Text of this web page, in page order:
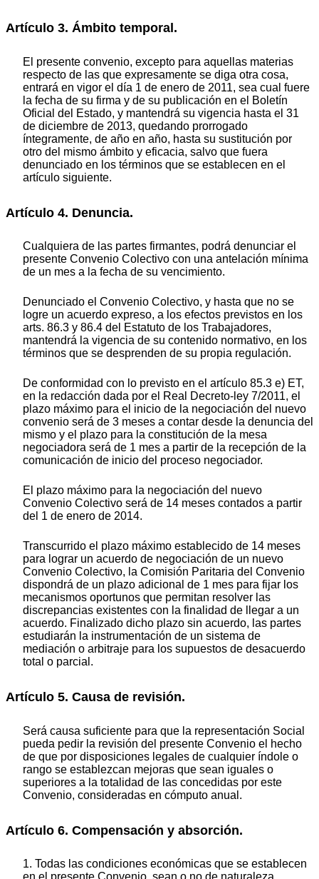
Artículo 3. Ámbito temporal.
El presente convenio, excepto para aquellas materias
respecto de las que expresamente se diga otra cosa,
entrará en vigor el día 1 de enero de 2011, sea cual fuere
la fecha de su firma y de su publicación en el Boletín
Oficial del Estado, y mantendrá su vigencia hasta el 31
de diciembre de 2013, quedando prorrogado
íntegramente, de año en año, hasta su sustitución por
otro del mismo ámbito y eficacia, salvo que fuera
denunciado en los términos que se establecen en el
artículo siguiente.
Artículo 4. Denuncia.
Cualquiera de las partes firmantes, podrá denunciar el
presente Convenio Colectivo con una antelación mínima
de un mes a la fecha de su vencimiento.
Denunciado el Convenio Colectivo, y hasta que no se
logre un acuerdo expreso, a los efectos previstos en los
arts. 86.3 y 86.4 del Estatuto de los Trabajadores,
mantendrá la vigencia de su contenido normativo, en los
términos que se desprenden de su propia regulación.
De conformidad con lo previsto en el artículo 85.3 e) ET,
en la redacción dada por el Real Decreto-ley 7/2011, el
plazo máximo para el inicio de la negociación del nuevo
convenio será de 3 meses a contar desde la denuncia del
mismo y el plazo para la constitución de la mesa
negociadora será de 1 mes a partir de la recepción de la
comunicación de inicio del proceso negociador.
El plazo máximo para la negociación del nuevo
Convenio Colectivo será de 14 meses contados a partir
del 1 de enero de 2014.
Transcurrido el plazo máximo establecido de 14 meses
para lograr un acuerdo de negociación de un nuevo
Convenio Colectivo, la Comisión Paritaria del Convenio
dispondrá de un plazo adicional de 1 mes para fijar los
mecanismos oportunos que permitan resolver las
discrepancias existentes con la finalidad de llegar a un
acuerdo. Finalizado dicho plazo sin acuerdo, las partes
estudiarán la instrumentación de un sistema de
mediación o arbitraje para los supuestos de desacuerdo
total o parcial.
Artículo 5. Causa de revisión.
Será causa suficiente para que la representación Social
pueda pedir la revisión del presente Convenio el hecho
de que por disposiciones legales de cualquier índole o
rango se establezcan mejoras que sean iguales o
superiores a la totalidad de las concedidas por este
Convenio, consideradas en cómputo anual.
Artículo 6. Compensación y absorción.
1. Todas las condiciones económicas que se establecen